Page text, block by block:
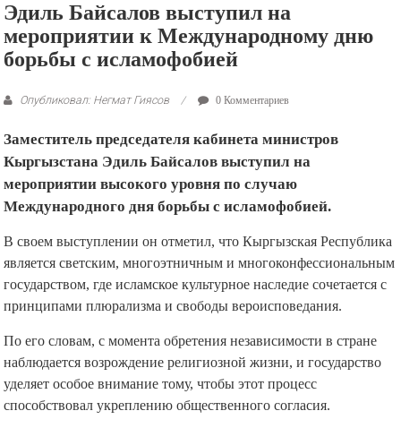
Эдиль Байсалов выступил на
мероприятии к Международному дню
борьбы с исламофобией
Опубликовал: Негмат Гиясов 0 Комментариев
Заместитель председателя кабинета министров
Кыргызстана Эдиль Байсалов выступил на
мероприятии высокого уровня по случаю
Международного дня борьбы с исламофобией.
В своем выступлении он отметил, что Кыргызская Республика
является светским, многоэтничным и многоконфессиональным
государством, где исламское культурное наследие сочетается с
принципами плюрализма и свободы вероисповедания.
По его словам, с момента обретения независимости в стране
наблюдается возрождение религиозной жизни, и государство
уделяет особое внимание тому, чтобы этот процесс
способствовал укреплению общественного согласия.